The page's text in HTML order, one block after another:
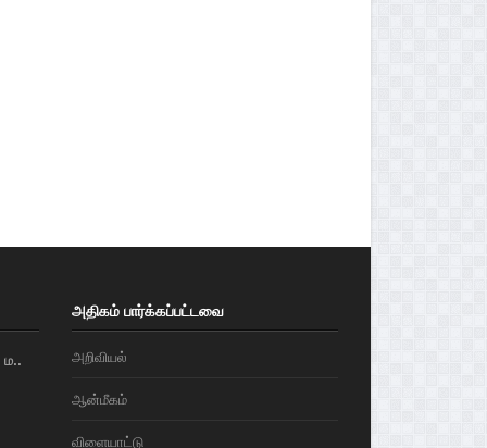
அதிகம் பார்க்கப்பட்டவை
அறிவியல்
ஆன்மீகம்
விளையாட்டு